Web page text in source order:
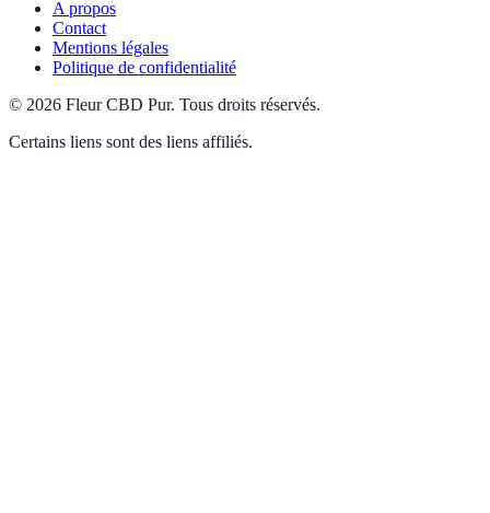
A propos
Contact
Mentions légales
Politique de confidentialité
© 2026 Fleur CBD Pur. Tous droits réservés.
Certains liens sont des liens affiliés.